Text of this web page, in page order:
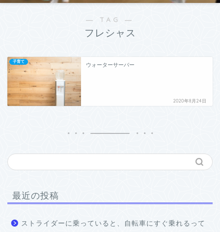
― TAG ―
フレシャス
子育て
ウォーターサーバー
2020年8月24日
最近の投稿
ストライダーに乗っていると、自転車にすぐ乗れるって